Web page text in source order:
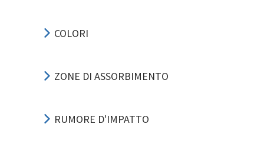
COLORI
ZONE DI ASSORBIMENTO
RUMORE D'IMPATTO